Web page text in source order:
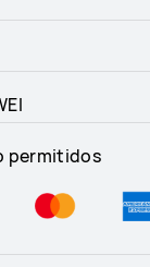
permitidos